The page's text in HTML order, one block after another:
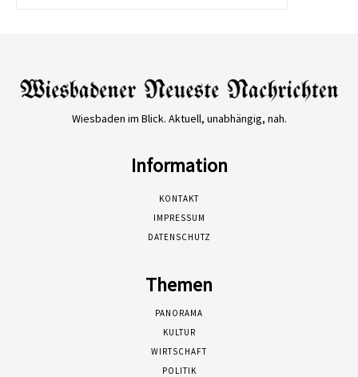
Wiesbaden im Blick. Aktuell, unabhängig, nah.
Information
KONTAKT
IMPRESSUM
DATENSCHUTZ
Themen
PANORAMA
KULTUR
WIRTSCHAFT
POLITIK